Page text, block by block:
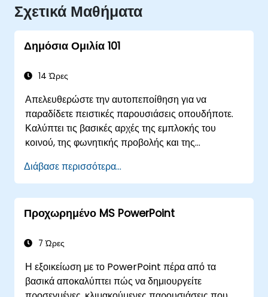
Σχετικά Μαθήματα
Δημόσια Ομιλία 101
14 Ώρες
Απελευθερώστε την αυτοπεποίθηση για να
παραδίδετε πειστικές παρουσιάσεις οπουδήποτε.
Καλύπτει τις βασικές αρχές της εμπλοκής του
κοινού, της φωνητικής προβολής και της
εξάσκησης. Καθοδηγεί τους συμμετέχοντες στη
δόμηση εντυπωσιακών εισαγωγών, τη δημιουργία
πειστικού περιεχομένου, την κυριαρχία στον
σχεδιασμό διαφανειών και το κλείσιμο με αυθεντία.
επικεφαλής ομάδων με τεχνικές διαχείρισης του
διατήρησης της ενέργειας — καθώς και πλαίσια για
την παρακολούθηση μετά την παρουσίαση. Χτίζει
Διάβασε περισσότερα...
Προχωρημένο MS PowerPoint
7 Ώρες
Η εξοικείωση με το PowerPoint πέρα από τα
βασικά αποκαλύπτει πώς να δημιουργείτε